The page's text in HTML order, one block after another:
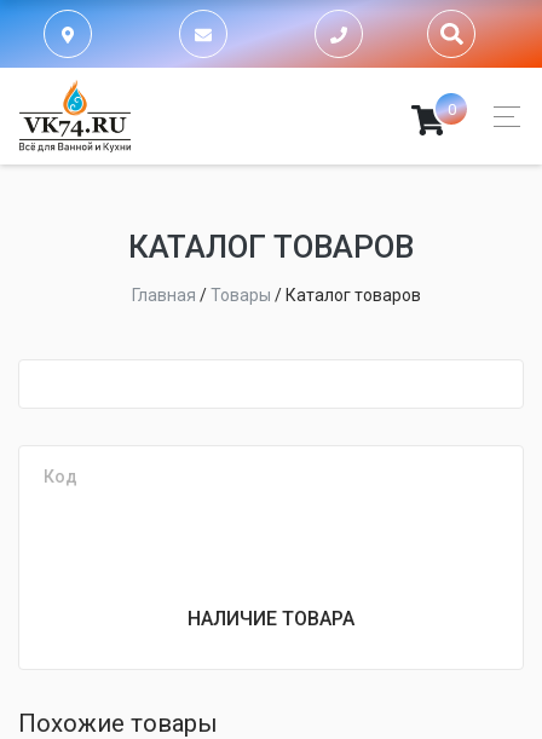
0
КАТАЛОГ ТОВАРОВ
Главная /Товары / Каталог товаров
Код
НАЛИЧИЕ ТОВАРА
Похожие товары